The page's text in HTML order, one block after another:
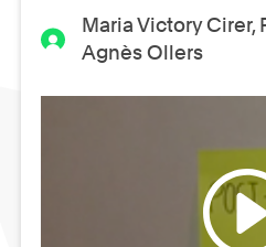
Maria Victory Cirer,
Agnès Ollers